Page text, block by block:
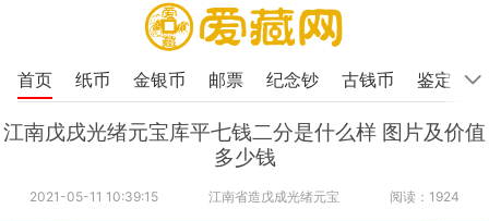
首页 纸币 金银币 邮票 纪念钞 古钱币 鉴定
江南戊戌光绪元宝库平七钱二分是什么样 图片及价值
多少钱
2021-05-11 10:39:15 江南省造戊成光绪元宝 阅读：1924